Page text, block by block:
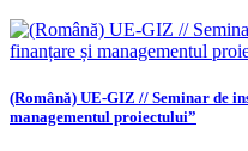
(Română) UE-GIZ // Seminar de
managementul proiectului”